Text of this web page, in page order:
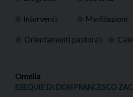
Interventi Meditazioni
Orientamenti pastorali
Omelia
ESEQUIE DI DON FRANCESCO